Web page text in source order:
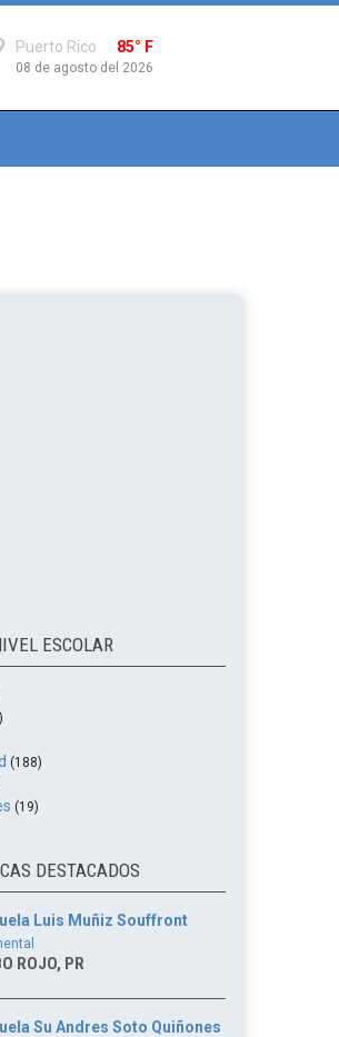
Puerto Rico 85° F
08 de agosto del 2026
ESCOLAR
(188)
(19)
DESTACADOS
Luis Muñiz Souffront
ROJO, PR
Su Andres Soto Quiñones